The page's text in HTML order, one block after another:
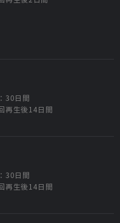
30日間
再生後14日間
30日間
再生後14日間